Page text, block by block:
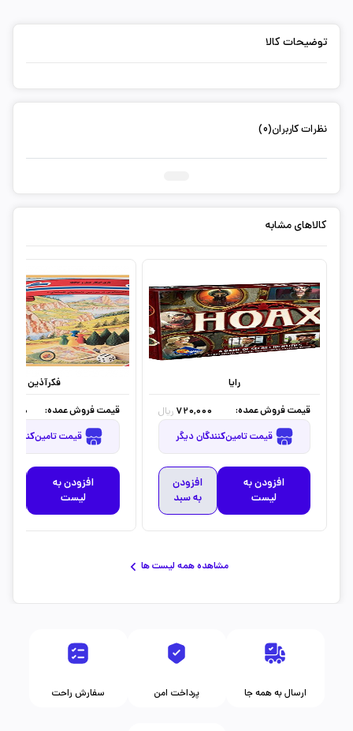
توضیحات کالا
نظرات کاربران(0)
کالاهای مشابه
رایا
قیمت فروش عمده:
720,000 ریال
قیمت تامین‌کنندگان دیگر
افزودن به
لیست
افزودن
به سبد
فکرآذین
قیمت فروش عمده:
قیمت تامین‌کنندگان دیگر
افزودن به
لیست
مشاهده همه لیست ها
سفارش راحت پرداخت امن ارسال به همه جا